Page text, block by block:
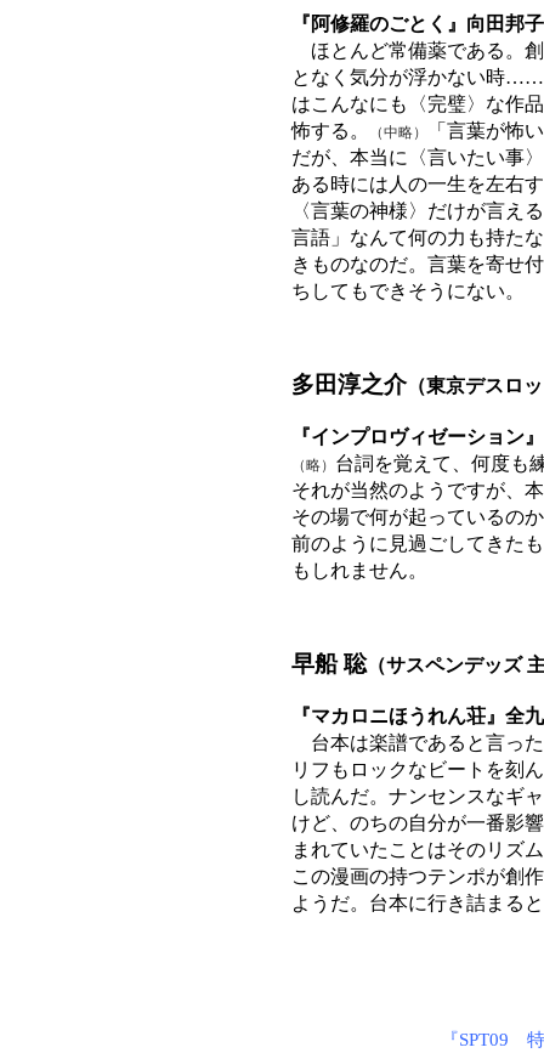
『阿修羅のごとく』向田邦子
ほとんど常備薬である。
となく気分が浮かない時
はこんなにも〈完璧〉な作
怖する。
（中略）
「言葉が怖
だが、本当に〈言いたい事
ある時には人の一生を左右
〈言葉の神様〉だけが言え
言語」なんて何の力も持た
きものなのだ。言葉を寄せ
ちしてもできそうにない。
多田淳之介（東京デスロ
『インプロヴィゼーション
（略） 台詞を覚えて、何度も
それが当然のようですが、
その場で何が起っている
前のように見過ごしてきた
もしれません。
早船 聡（サスペンデッズ
『マカロニほうれん荘』
台本は楽譜であると言っ
リフもロックなビートを刻
し読んだ。ナンセンスなギ
けど、のちの自分が一番影
まれていたことはそのリズ
この漫画の持つテンポが創
ようだ。台本に行き詰まる
『SPT09